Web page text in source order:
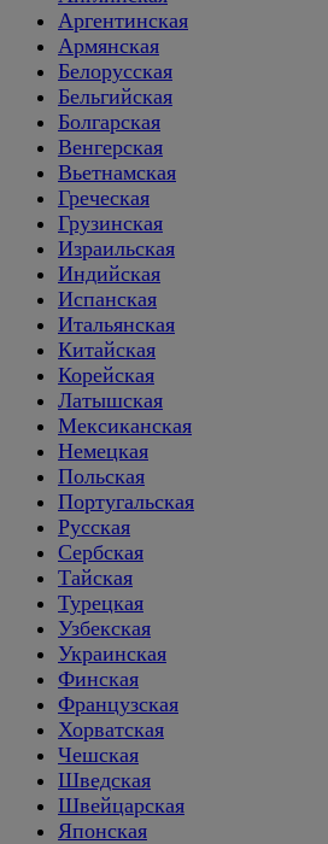
Аргентинская
Армянская
Белорусская
Бельгийская
Болгарская
Венгерская
Вьетнамская
Греческая
Грузинская
Израильская
Индийская
Испанская
Итальянская
Китайская
Корейская
Латышская
Мексиканская
Немецкая
Польская
Португальская
Русская
Сербская
Тайская
Турецкая
Узбекская
Украинская
Финская
Французская
Хорватская
Чешская
Шведская
Швейцарская
Японская